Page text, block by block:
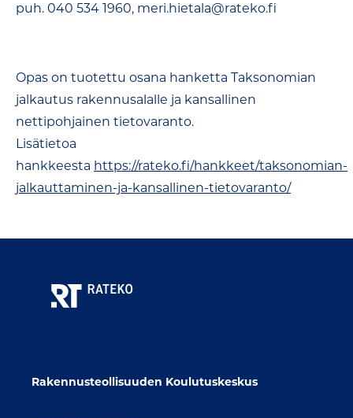
puh. 040 534 1960, meri.hietala@rateko.fi
Opas on tuotettu osana hanketta Taksonomian
jalkautus rakennusalalle ja kansallinen
nettipohjainen tietovaranto.
Lisätietoa
hankkeesta https://rateko.fi/hankkeet/taksonomian-
jalkauttaminen-ja-kansallinen-tietovaranto/
Rakennusteollisuuden Koulutuskeskus